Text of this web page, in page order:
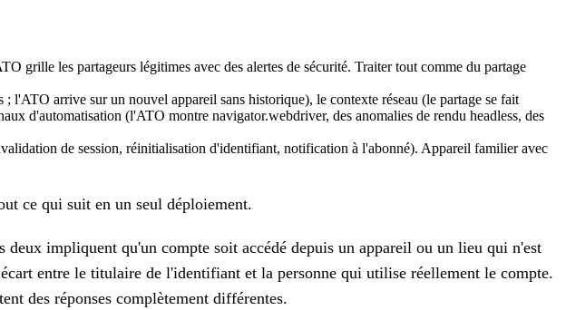
grille les partageurs légitimes avec des alertes de sécurité. Traiter tout comme du partage
l'ATO arrive sur un nouvel appareil sans historique), le contexte réseau (le partage se fait
d'automatisation (l'ATO montre navigator.webdriver, des anomalies de rendu headless, des
de session, réinitialisation d'identifiant, notification à l'abonné). Appareil familier avec
ce qui suit en un seul déploiement.
impliquent qu'un compte soit accédé depuis un appareil ou un lieu qui n'est
entre le titulaire de l'identifiant et la personne qui utilise réellement le compte.
des réponses complètement différentes.